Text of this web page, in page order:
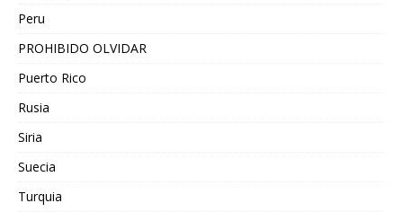
Peru
PROHIBIDO OLVIDAR
Puerto Rico
Rusia
Siria
Suecia
Turquia